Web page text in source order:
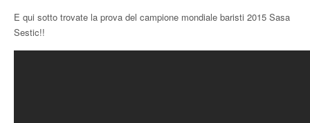
E qui sotto trovate la prova del campione mondiale baristi 2015 Sasa
Sestic!!